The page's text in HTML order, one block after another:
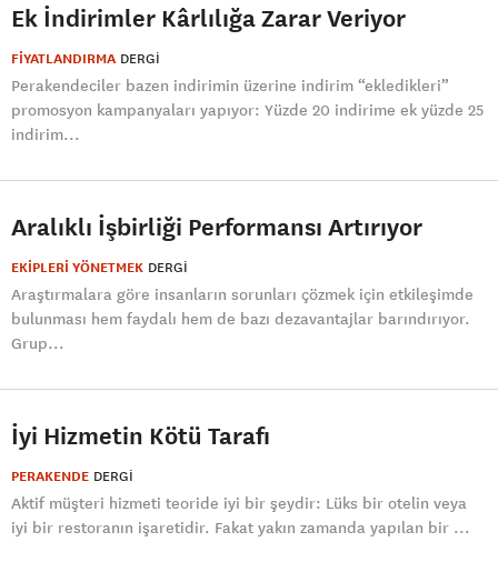
Ek İndirimler Kârlılığa Zarar Veriyor
FİYATLANDIRMA DERGI
Perakendeciler bazen indirimin üzerine indirim “ekledikleri”
promosyon kampanyaları yapıyor: Yüzde 20 indirime ek yüzde 25
indirim...
Aralıklı İşbirliği Performansı Artırıyor
EKİPLERİ YÖNETMEK DERGI
Araştırmalara göre insanların sorunları çözmek için etkileşimde
bulunması hem faydalı hem de bazı dezavantajlar barındırıyor.
Grup...
İyi Hizmetin Kötü Tarafı
PERAKENDE DERGI
Aktif müşteri hizmeti teoride iyi bir şeydir: Lüks bir otelin veya
iyi bir restoranın işaretidir. Fakat yakın zamanda yapılan bir ...